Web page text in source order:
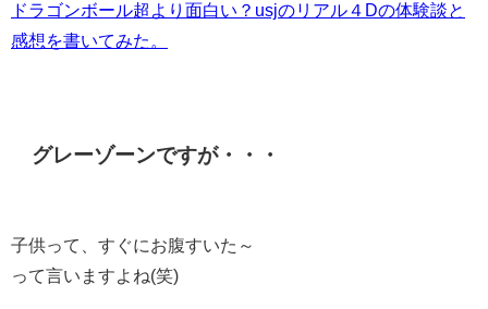
ドラゴンボール超より面白い？usjのリアル４Dの体験談と
感想を書いてみた。
グレーゾーンですが・・・
子供って、すぐにお腹すいた～
って言いますよね(笑)